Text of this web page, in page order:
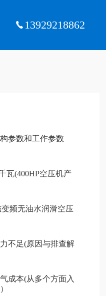
13929218862
参数和工作参数
瓦(400HP空压机产
频无油水润滑空压
不足(原因与排查解
成本(从多个方面入